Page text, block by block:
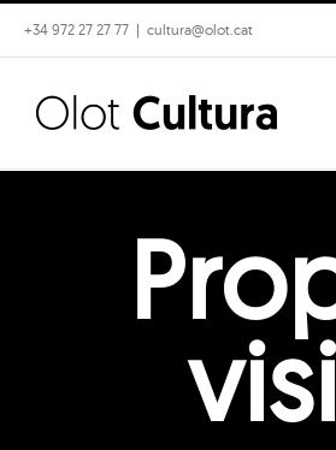
Skip
to
content
+34 972 27 27 77 | cultura@olot.cat